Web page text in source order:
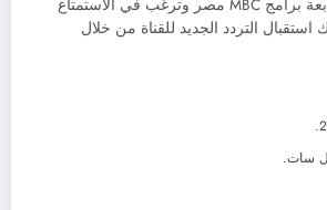
إذا كنت من محبي متابعة برامج MBC مصر وترغب في الاستمتاع
استقبال التردد الجديد للقناة من خلال
سات.